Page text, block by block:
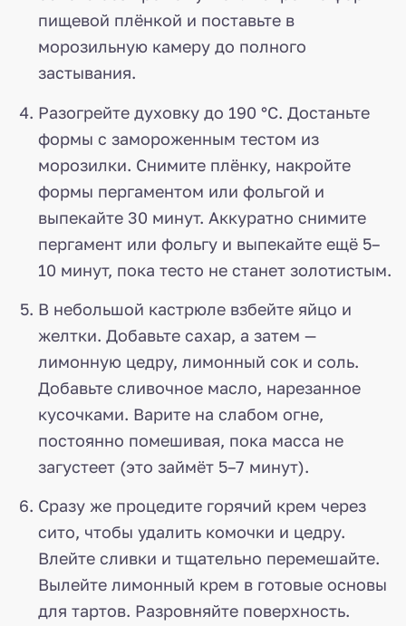
пищевой плёнкой и поставьте в
морозильную камеру до полного
застывания.
Разогрейте духовку до 190 °C. Достаньте
формы с замороженным тестом из
морозилки. Снимите плёнку, накройте
формы пергаментом или фольгой и
выпекайте 30 минут. Аккуратно снимите
пергамент или фольгу и выпекайте ещё 5–
10 минут, пока тесто не станет золотистым.
В небольшой кастрюле взбейте яйцо и
желтки. Добавьте сахар, а затем —
лимонную цедру, лимонный сок и соль.
Добавьте сливочное масло, нарезанное
кусочками. Варите на слабом огне,
постоянно помешивая, пока масса не
загустеет (это займёт 5–7 минут).
Сразу же процедите горячий крем через
сито, чтобы удалить комочки и цедру.
Влейте сливки и тщательно перемешайте.
Вылейте лимонный крем в готовые основы
для тартов. Разровняйте поверхность.